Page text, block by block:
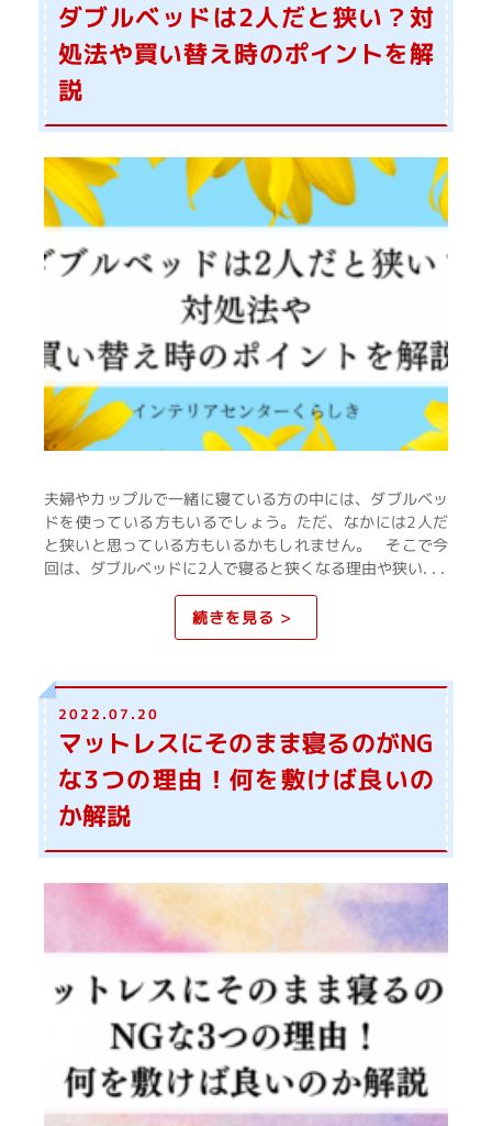
ダブルベッドは2人だと狭い？対
処法や買い替え時のポイントを解
説
夫婦やカップルで一緒に寝ている方の中には、ダブルベッ
ドを使っている方もいるでしょう。ただ、なかには2人だ
と狭いと思っている方もいるかもしれません。 そこで今
回は、ダブルベッドに2人で寝ると狭くなる理由や狭い. . .
続きを見る >
2022.07.20
マットレスにそのまま寝るのがNG
な3つの理由！何を敷けば良いの
か解説